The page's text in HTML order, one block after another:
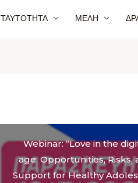
ΤΑΥΤΟΤΗΤΑ ΜΕΛΗ
Webinar: “Love in the
age: Opportunities, Risks,
Support for Healthy